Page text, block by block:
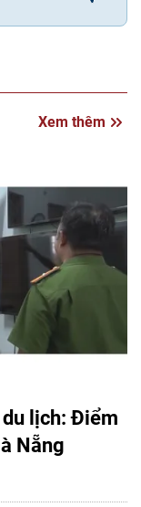
Xem thêm
lịch: Điểm
Nẵng